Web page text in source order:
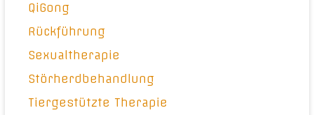
QiGong
Rückführung
Sexualtherapie
Störherdbehandlung
Tiergestützte Therapie